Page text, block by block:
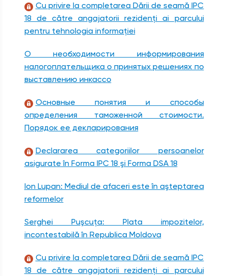
Cu privire la completarea Dării de seamă IPC
18 de către angajatorii rezidenţi ai parcului
pentru tehnologia informaţiei
О необходимости информирования
налогоплательщика о принятых решениях по
выставлению инкассо
Основные понятия и способы
определения таможенной стоимости.
Порядок ее декларирования
Declararea categoriilor persoanelor
asigurate în Forma IPC 18 şi Forma DSA 18
Ion Lupan: Mediul de afaceri este în aşteptarea
reformelor
Serghei Puşcuţa: Plata impozitelor,
incontestabilă în Republica Moldova
Cu privire la completarea Dării de seamă IPC
18 de către angajatorii rezidenţi ai parcului